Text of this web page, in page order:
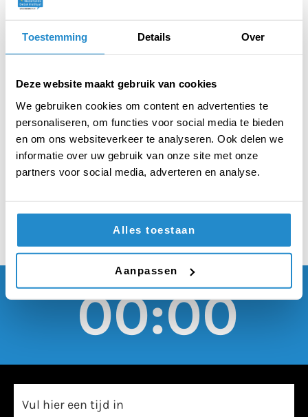
Toestemming Details Over
Deze website maakt gebruik van cookies
We gebruiken cookies om content en advertenties te
personaliseren, om functies voor social media te bieden
en om ons websiteverkeer te analyseren. Ook delen we
informatie over uw gebruik van onze site met onze
partners voor social media, adverteren en analyse.
Alles toestaan
Aanpassen
STELLING
Iedere jongere moet
één zomervakantie
doorbrengen op een
legerkazerne
00:00